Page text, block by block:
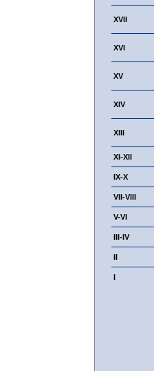
XVII
XVI
XV
XIV
XIII
XI-XII
IX-X
VII-VIII
V-VI
III-IV
II
I